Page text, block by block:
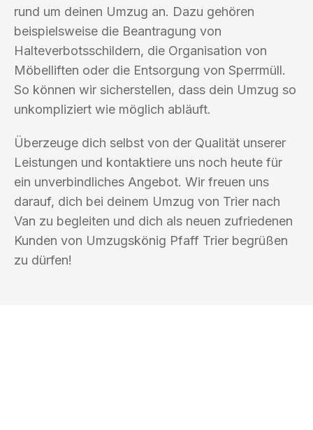
rund um deinen Umzug an. Dazu gehören
beispielsweise die Beantragung von
Halteverbotsschildern, die Organisation von
Möbelliften oder die Entsorgung von Sperrmüll.
So können wir sicherstellen, dass dein Umzug so
unkompliziert wie möglich abläuft.
Überzeuge dich selbst von der Qualität unserer
Leistungen und kontaktiere uns noch heute für
ein unverbindliches Angebot. Wir freuen uns
darauf, dich bei deinem Umzug von Trier nach
Van zu begleiten und dich als neuen zufriedenen
Kunden von Umzugskönig Pfaff Trier begrüßen
zu dürfen!